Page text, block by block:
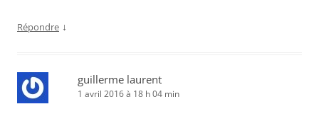
Répondre ↓
guillerme laurent
1 avril 2016 à 18 h 04 min